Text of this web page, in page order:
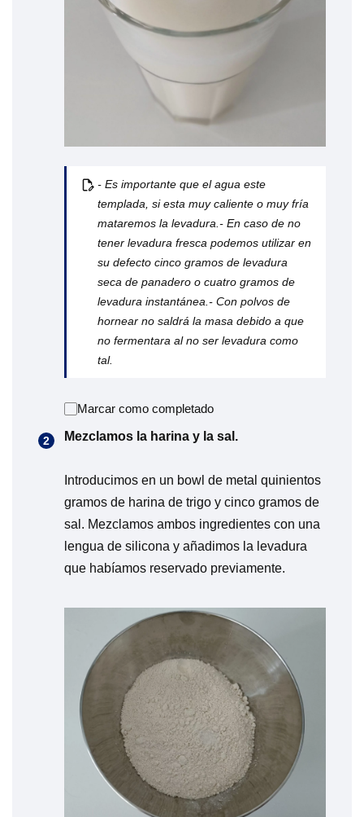
- Es importante que el agua este
templada, si esta muy caliente o muy fría
mataremos la levadura.- En caso de no
tener levadura fresca podemos utilizar en
su defecto cinco gramos de levadura
seca de panadero o cuatro gramos de
levadura instantánea.- Con polvos de
hornear no saldrá la masa debido a que
no fermentara al no ser levadura como
tal.
Marcar como completado
Mezclamos la harina y la sal.
Introducimos en un bowl de metal quinientos
gramos de harina de trigo y cinco gramos de
sal. Mezclamos ambos ingredientes con una
lengua de silicona y añadimos la levadura
que habíamos reservado previamente.